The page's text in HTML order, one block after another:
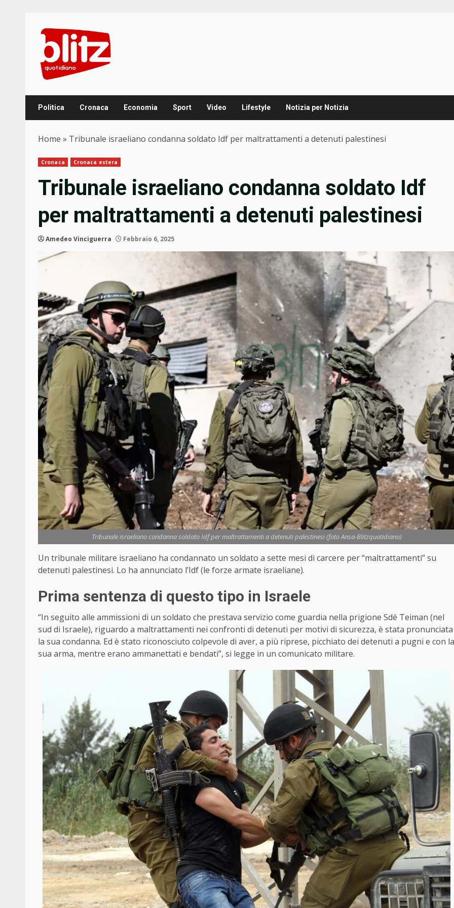
content
Politica Cronaca Economia Sport Video Lifestyle Notizia per Notizia
Home » Tribunale israeliano condanna soldato Idf per maltrattamenti a detenuti palestinesi
Cronaca Cronaca estera
Tribunale israeliano condanna soldato Idf
per maltrattamenti a detenuti palestinesi
Amedeo Vinciguerra Febbraio 6, 2025
Tribunale israeliano condanna soldato Idf per maltrattamenti a detenuti palestinesi (foto Ansa-Blitzquotidiano)
Un tribunale militare israeliano ha condannato un soldato a sette mesi di carcere per “maltrattamenti” su
detenuti palestinesi. Lo ha annunciato l’Idf (le forze armate israeliane).
Prima sentenza di questo tipo in Israele
“In seguito alle ammissioni di un soldato che prestava servizio come guardia nella prigione Sdé Teiman (nel
sud di Israele), riguardo a maltrattamenti nei confronti di detenuti per motivi di sicurezza, è stata pronunciata
la sua condanna. Ed è stato riconosciuto colpevole di aver, a più riprese, picchiato dei detenuti a pugni e con la
sua arma, mentre erano ammanettati e bendati”, si legge in un comunicato militare.